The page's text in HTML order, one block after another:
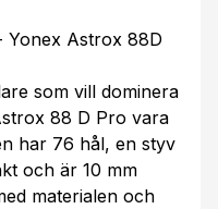
Astrox 88D
som vill dominera
88 D Pro vara
har 76 hål, en styv
och är 10 mm
materialen och